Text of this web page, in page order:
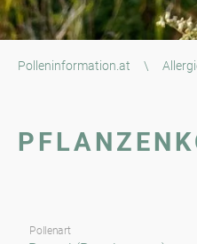
Polleninformation.at \
Pollenart